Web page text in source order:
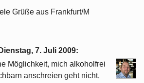
Grüße aus Frankfurt/M
Dienstag, 7. Juli 2009:
Möglichkeit, mich alkoholfrei
anschreien geht nicht,